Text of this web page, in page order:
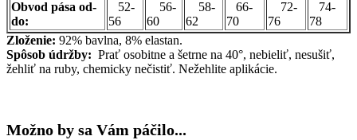
Obvod pása od-
do:
52-
56
56-
60
58-
62
66-
70
72-
76
74-
78
Zloženie: 92% bavlna, 8% elastan.
Spôsob údržby: Prať osobitne a šetrne na 40°, nebieliť, nesušiť,
žehliť na ruby, chemicky nečistiť. Nežehlite aplikácie.
Možno by sa Vám páčilo...